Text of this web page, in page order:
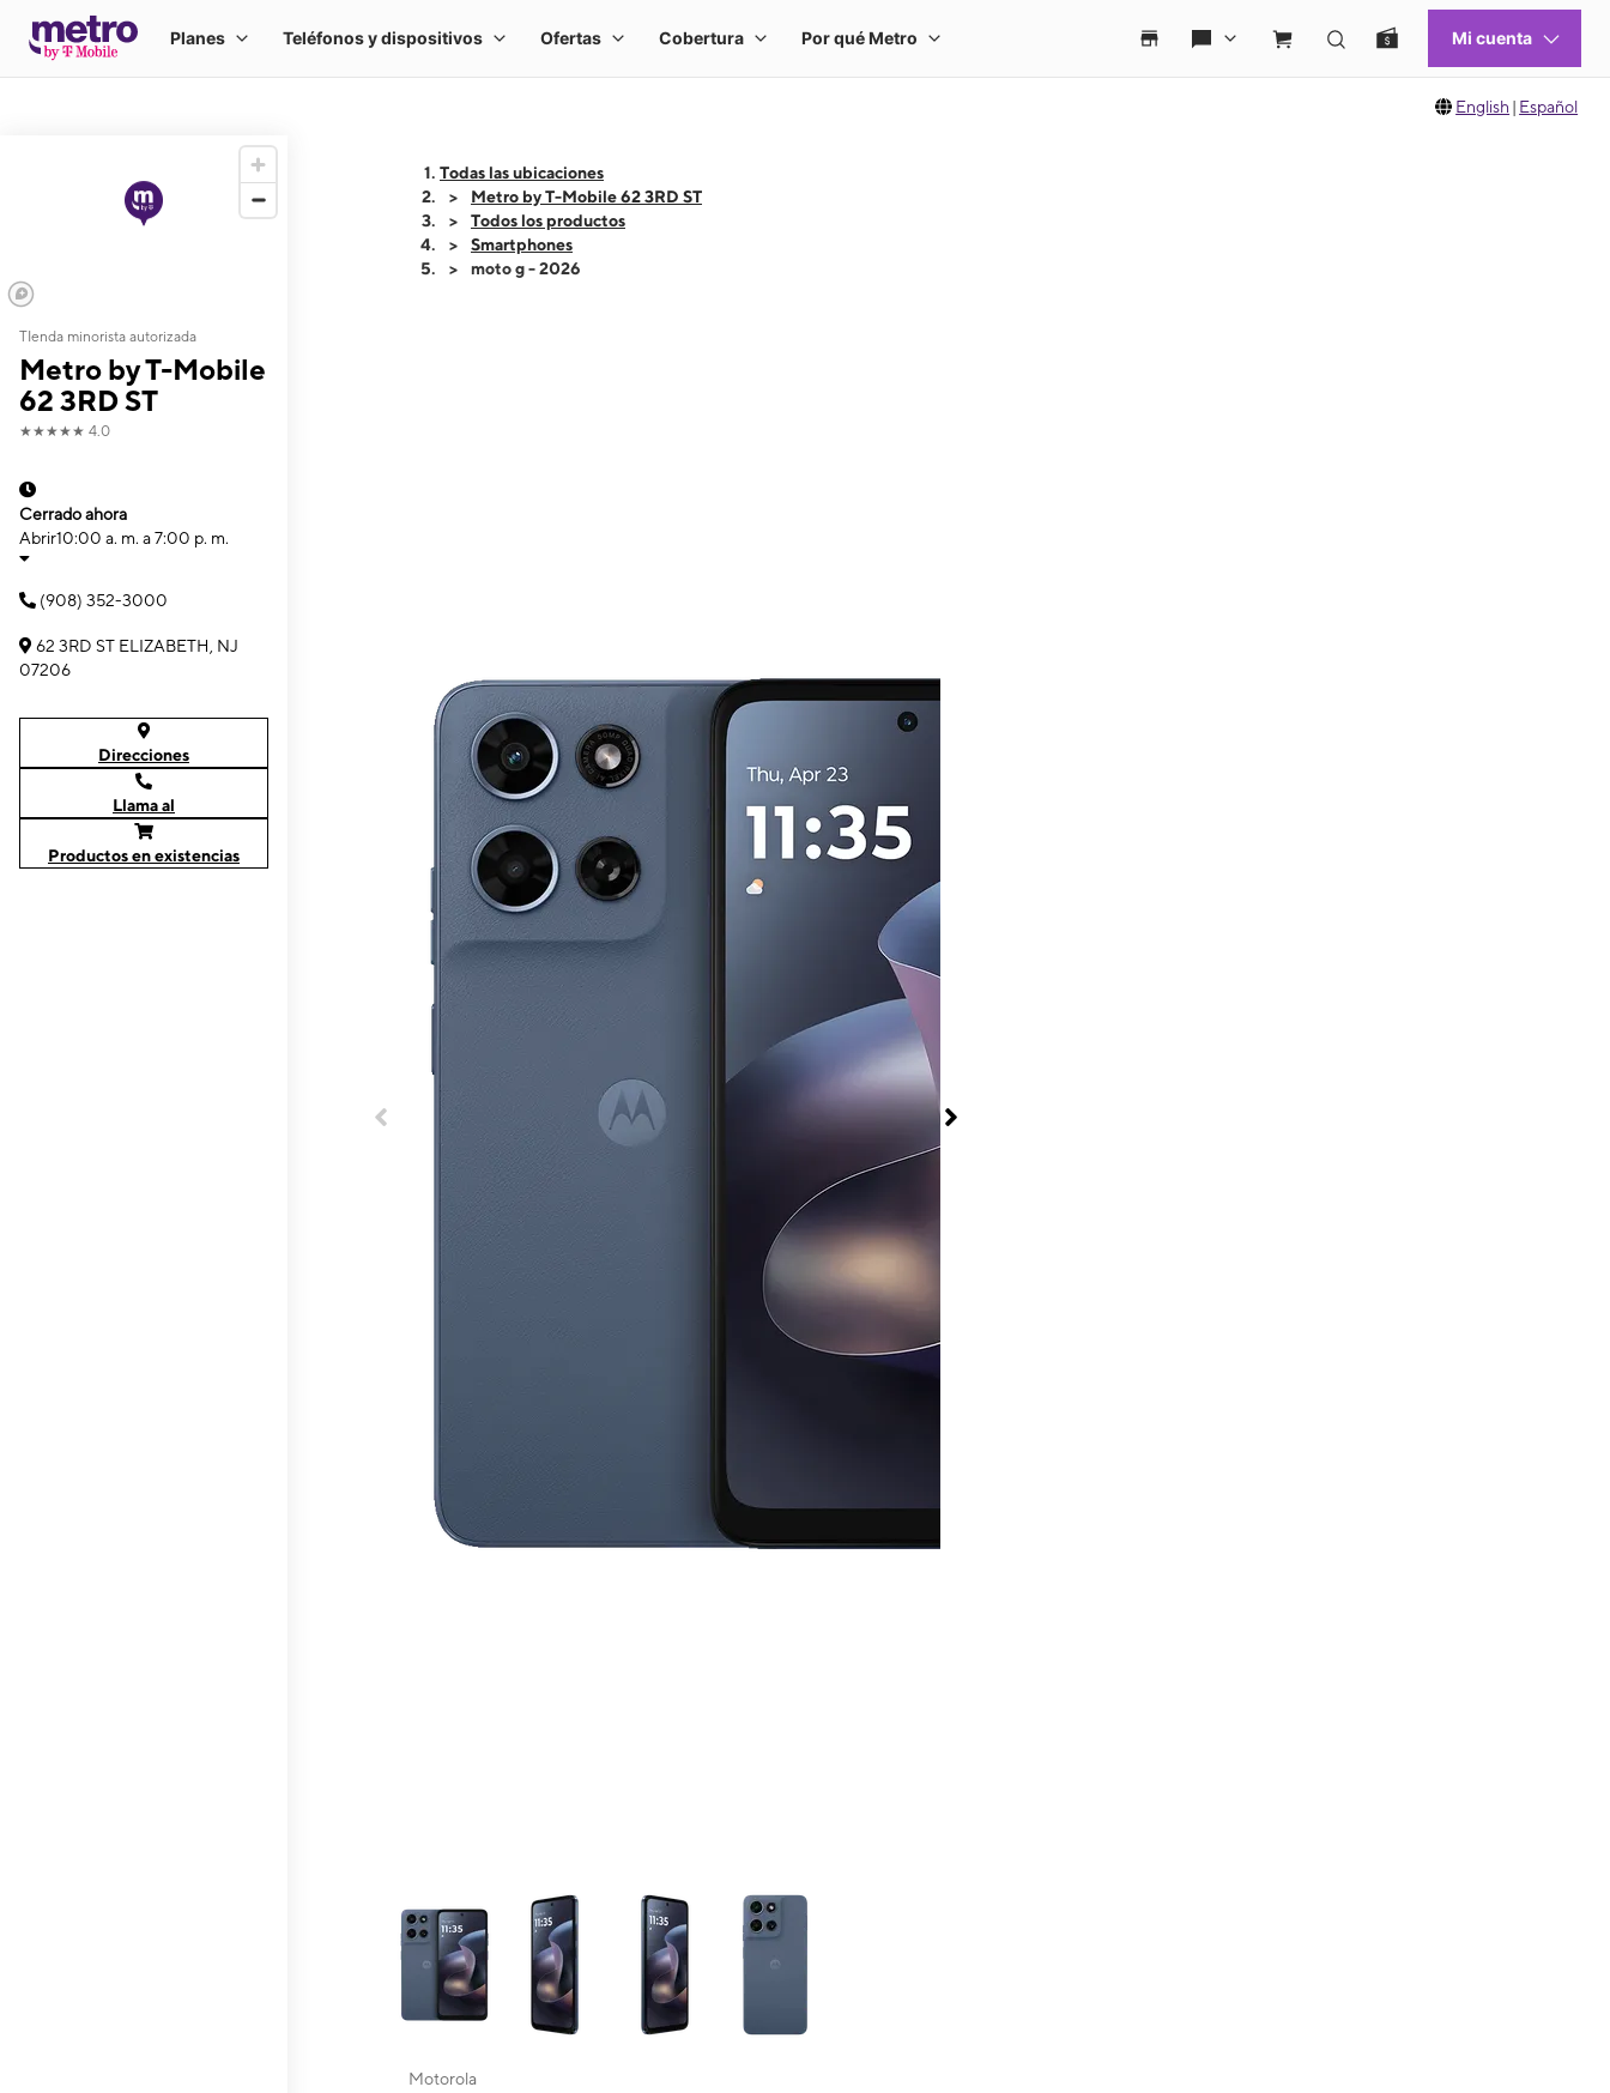
English | Español
TIenda minorista autorizada
Metro by T-Mobile
62 3RD ST
★★★★★ 4.0
Cerrado ahora
Abrir10:00 a. m. a 7:00 p. m.
(908) 352-3000
62 3RD ST ELIZABETH, NJ
07206
Direcciones
Llama al
Productos en existencias
Todas las ubicaciones
Metro by T-Mobile 62 3RD ST
Todos los productos
Smartphones
moto g - 2026
This carousel contains a column of small thumbnails. Selecting a thumbnail will change the main image in the carousel that follows. Use the Previous and Next
Motorola